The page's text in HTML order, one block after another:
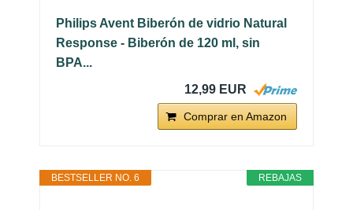
Philips Avent Biberón de vidrio Natural
Response - Biberón de 120 ml, sin
BPA...
12,99 EUR
Comprar en Amazon
REBAJAS
BESTSELLER NO. 6